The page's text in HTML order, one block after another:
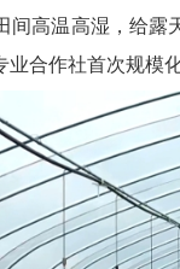
间高温高湿，给
合作社首次规模